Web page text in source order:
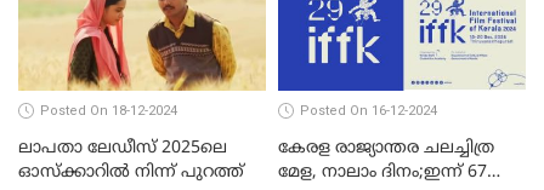
Posted On 18-12-2024
ലാപതാ ലേഡീസ് 2025ലെ
ഓസ്‌ക്കാറില്‍ നിന്ന് പുറത്ത്
Posted On 16-12-2024
കേരള രാജ്യാന്തര ചലച്ചിത്ര
മേള, നാലാം ദിനം;ഇന്ന് 67